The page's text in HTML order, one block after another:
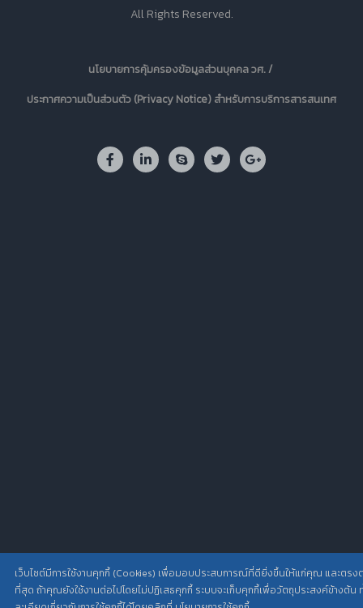
เว็บไซต์มีการใช้งานคุกกี้ (Cookies) เพื่อมอบประสบการณ์ที่ดียิ่งขึ้นให้แก่คุณ และตร
ที่สุด ถ้าคุณยังใช้งานต่อไปโดยไม่ปฏิเสธคุกกี้ ระบบจะเก็บคุกกี้เพื่อวัตถุประสงค์ข้างต้
All Rights Reserved.
นโยบายการคุ้มครองข้อมูลส่วนบุคคล วศ. /
ประกาศความเป็นส่วนตัว (Privacy Notice) สำหรับการบริการสารสนเทศ